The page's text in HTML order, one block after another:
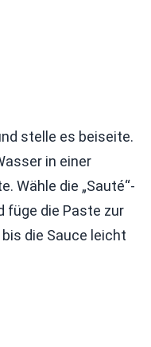
stelle es beiseite.
in einer
Wähle die „Sauté“-
füge die Paste zur
die Sauce leicht